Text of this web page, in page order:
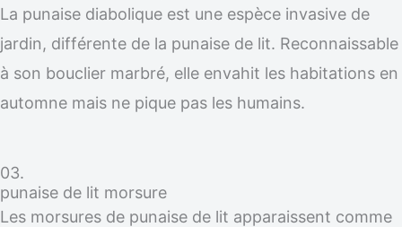
La punaise diabolique est une espèce invasive de
jardin, différente de la punaise de lit. Reconnaissable
à son bouclier marbré, elle envahit les habitations en
automne mais ne pique pas les humains.
03.
punaise de lit morsure
Les morsures de punaise de lit apparaissent comme